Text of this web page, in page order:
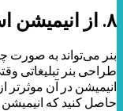
۸. از انیمیشن استفاده کنید
بنر می‌تواند به
طراحی بنر تبلیغاتی
انیمیشن در آن موثرتر
حاصل کنید که انیمیشن